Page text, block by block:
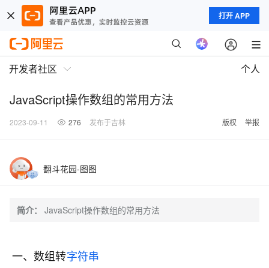
打开 APP
开发者社区 个人
JavaScript操作数组的常用方法
2023-09-11 276 发布于吉林 版权 举报
翻斗花园-图图
简介： JavaScript操作数组的常用方法
一、数组转字符串